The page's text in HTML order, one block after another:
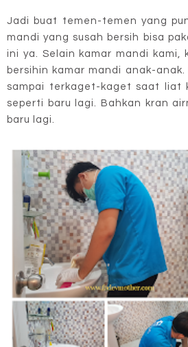
Jadi buat temen-temen yang
mandi yang susah bersih bisa
ini ya. Selain kamar mandi kami,
bersihin kamar mandi anak-
sampai terkaget-kaget saat liat
seperti baru lagi. Bahkan kran
baru lagi.